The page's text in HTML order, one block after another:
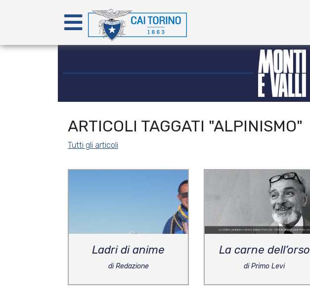
ARTICOLI TAGGATI "ALPINISMO"
Tutti gli articoli
Ladri di anime
di Redazione
La carne dell’orso
di Primo Levi